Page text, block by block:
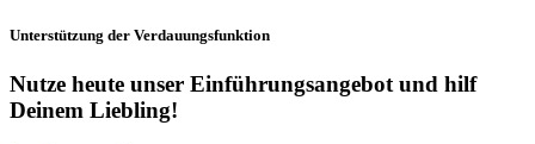
Unterstützung der Verdauungsfunktion
Nutze heute unser Einführungsangebot und hilf
Deinem Liebling!